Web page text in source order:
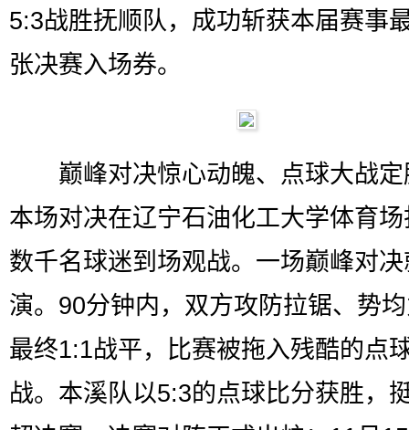
5:3战胜抚顺队，成功斩获本届赛事
张决赛入场券。
巅峰对决惊心动魄、点球大战定
本场对决在辽宁石油化工大学体育
数千名球迷到场观战。一场巅峰对
演。90分钟内，双方攻防拉锯、势
最终1:1战平，比赛被拖入残酷的点
战。本溪队以5:3的点球比分获胜，